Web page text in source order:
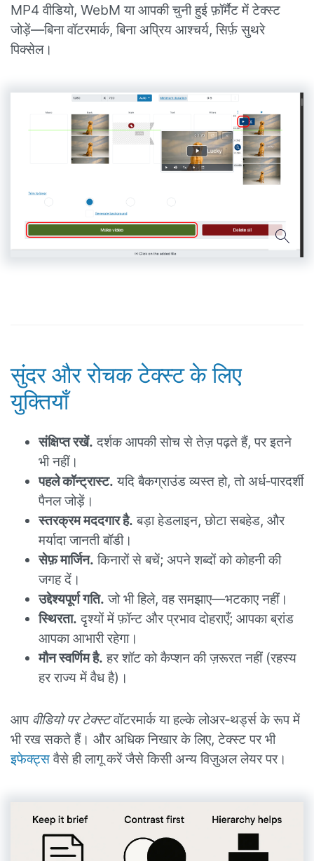
MP4 वीडियो, WebM या आपकी चुनी हुई फ़ॉर्मैट में टेक्स्ट
जोड़ें—बिना वॉटरमार्क, बिना अप्रिय आश्चर्य, सिर्फ़ सुथरे
पिक्सेल।
सुंदर और रोचक टेक्स्ट के लिए
युक्तियाँ
संक्षिप्त रखें. दर्शक आपकी सोच से तेज़ पढ़ते हैं, पर इतने
भी नहीं।
पहले कॉन्ट्रास्ट. यदि बैकग्राउंड व्यस्त हो, तो अर्ध‑पारदर्शी
पैनल जोड़ें।
स्तरक्रम मददगार है. बड़ा हेडलाइन, छोटा सबहेड, और
मर्यादा जानती बॉडी।
सेफ़ मार्जिन. किनारों से बचें; अपने शब्दों को कोहनी की
जगह दें।
उद्देश्यपूर्ण गति. जो भी हिले, वह समझाए—भटकाए नहीं।
स्थिरता. दृश्यों में फ़ॉन्ट और प्रभाव दोहराएँ; आपका ब्रांड
आपका आभारी रहेगा।
मौन स्वर्णिम है. हर शॉट को कैप्शन की ज़रूरत नहीं (रहस्य
हर राज्य में वैध है)।
आप वीडियो पर टेक्स्टवॉटरमार्क या हल्के लोअर‑थर्ड्स के रूप में
भी रख सकते हैं। और अधिक निखार के लिए, टेक्स्ट पर भी
इफेक्ट्सवैसे ही लागू करें जैसे किसी अन्य विज़ुअल लेयर पर।